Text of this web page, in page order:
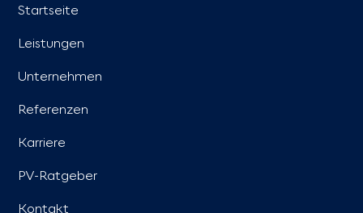
Startseite
Leistungen
Unternehmen
Referenzen
Karriere
PV-Ratgeber
Kontakt